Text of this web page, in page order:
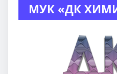
МУК «ДК